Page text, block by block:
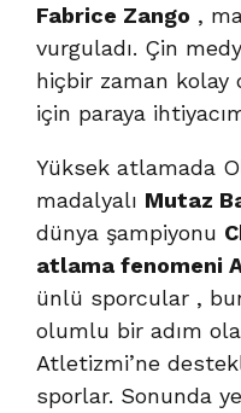
Fabrice Zango ,
vurguladı. Çin
hiçbir zaman kolay
için paraya
Yüksek atlamada
madalyalı Mutaz
dünya şampiyonu
atlama fenomeni
ünlü sporcular ,
olumlu bir adım
Atletizmi’ne
sporlar. Sonunda